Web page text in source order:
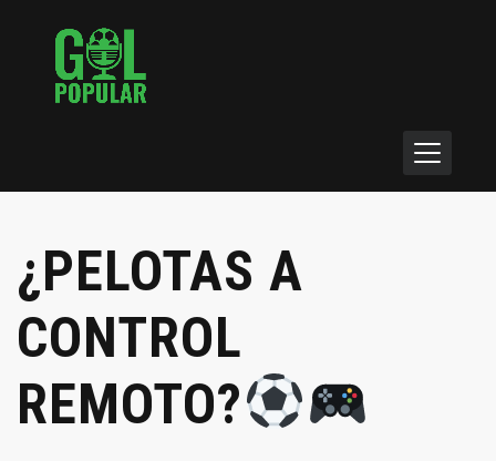
¿PELOTAS A
CONTROL
REMOTO?